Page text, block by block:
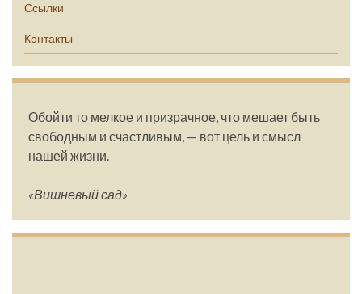
Ссылки
Контакты
Обойти то мелкое и призрачное, что мешает быть
свободным и счастливым, — вот цель и смысл
нашей жизни.
«Вишневый сад»